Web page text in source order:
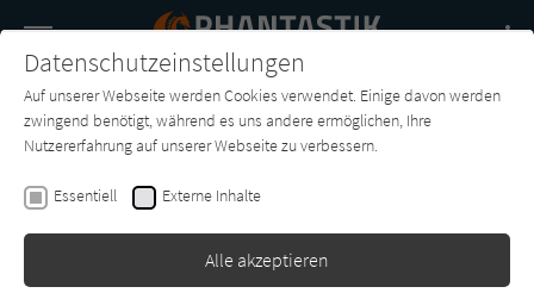
SUCHE
Buch-
Entdecker
Forum Charts
A. Lee Martinez
Diner des Grauens
Erschienen: Januar 2006 3
Datenschutzeinstellungen
Auf unserer Webseite werden Cookies verwendet. Einige davon werden
zwingend benötigt, während es uns andere ermöglichen, Ihre
Nutzererfahrung auf unserer Webseite zu verbessern.
Essentiell Externe Inhalte
Alle akzeptieren